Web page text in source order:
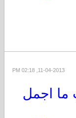
11-04-2013, 02:18 PM
ما اجمل